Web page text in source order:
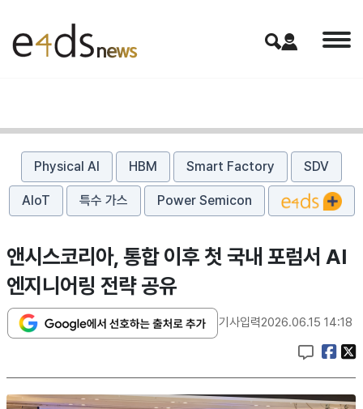
Physical AI HBM Smart Factory SDV
AIoT 특수 가스 Power Semicon
앤시스코리아, 통합 이후 첫 국내 포럼서 AI
엔지니어링 전략 공유
기사입력2026.06.15 14:18